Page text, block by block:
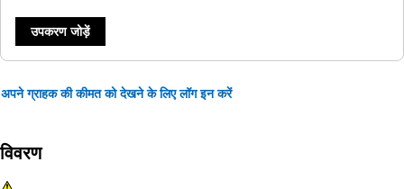
उपकरण जोड़ें
अपने ग्राहक की कीमत को देखने के लिए लॉग इन करें
विवरण